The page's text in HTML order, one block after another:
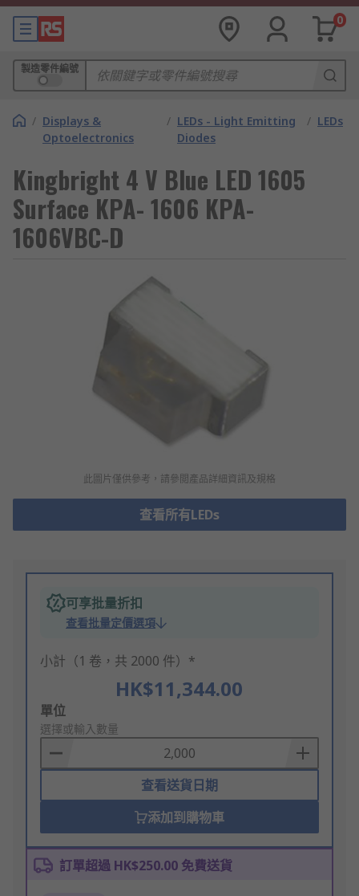
0
製造零件編號
/ Displays &
Optoelectronics
/ LEDs - Light Emitting
Diodes
/ LEDs
Kingbright 4 V Blue LED 1605
Surface KPA- 1606 KPA-
1606VBC-D
此圖片僅供參考，請參閲產品詳細資訊及規格
查看所有LEDs
可享批量折扣
查看批量定價選項
小計（1 卷，共 2000 件）*
HK$11,344.00
Add
to
Basket
單位
選擇或輸入數量
查看送貨日期
添加到購物車
訂單超過 HK$250.00 免費送貨